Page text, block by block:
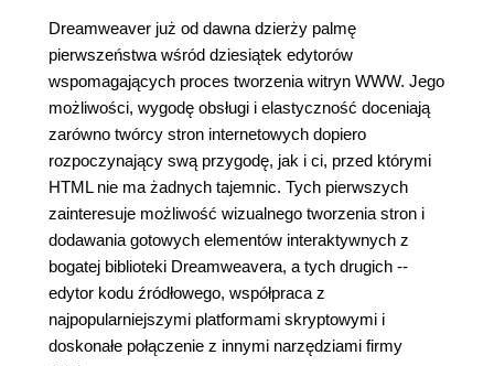
Dreamweaver już od dawna dzierży palmę
pierwszeństwa wśród dziesiątek edytorów
wspomagających proces tworzenia witryn WWW. Jego
możliwości, wygodę obsługi i elastyczność doceniają
zarówno twórcy stron internetowych dopiero
rozpoczynający swą przygodę, jak i ci, przed którymi
HTML nie ma żadnych tajemnic. Tych pierwszych
zainteresuje możliwość wizualnego tworzenia stron i
dodawania gotowych elementów interaktywnych z
bogatej biblioteki Dreamweavera, a tych drugich --
edytor kodu źródłowego, współpraca z
najpopularniejszymi platformami skryptowymi i
doskonałe połączenie z innymi narzędziami firmy